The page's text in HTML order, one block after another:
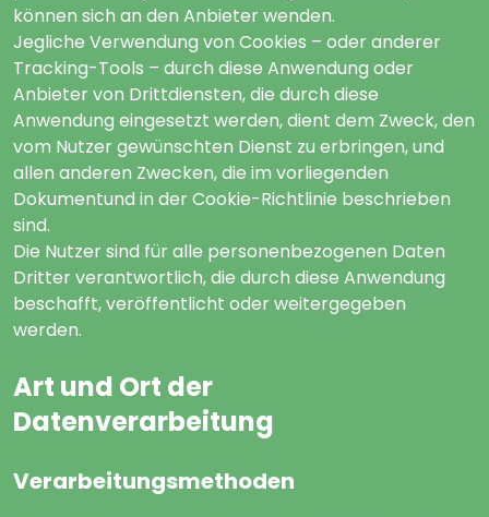
können sich an den Anbieter wenden.
Jegliche Verwendung von Cookies – oder anderer
Tracking-Tools – durch diese Anwendung oder
Anbieter von Drittdiensten, die durch diese
Anwendung eingesetzt werden, dient dem Zweck, den
vom Nutzer gewünschten Dienst zu erbringen, und
allen anderen Zwecken, die im vorliegenden
Dokumentund in der Cookie-Richtlinie beschrieben
sind.
Die Nutzer sind für alle personenbezogenen Daten
Dritter verantwortlich, die durch diese Anwendung
beschafft, veröffentlicht oder weitergegeben
werden.
Art und Ort der
Datenverarbeitung
Verarbeitungsmethoden